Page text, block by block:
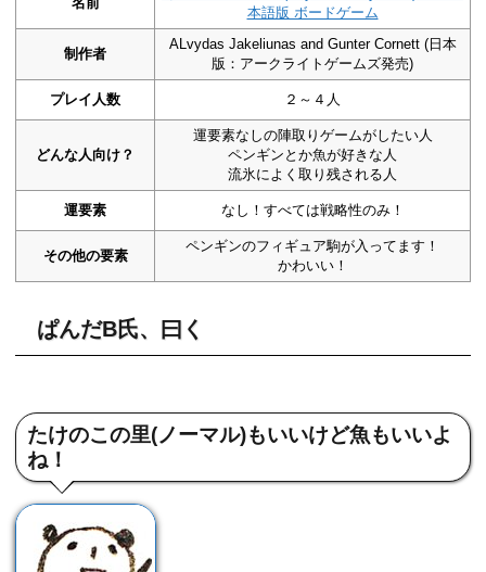
本語版 ボードゲーム
制作者
ALvydas Jakeliunas and Gunter Cornett (日本
版：アークライトゲームズ発売)
プレイ人数 ２～４人
どんな人向け？
運要素なしの陣取りゲームがしたい人
ペンギンとか魚が好きな人
流氷によく取り残される人
運要素 なし！すべては戦略性のみ！
その他の要素
ペンギンのフィギュア駒が入ってます！
かわいい！
ぱんだB氏、曰く
たけのこの里(ノーマル)もいいけど魚もいいよ
ね！